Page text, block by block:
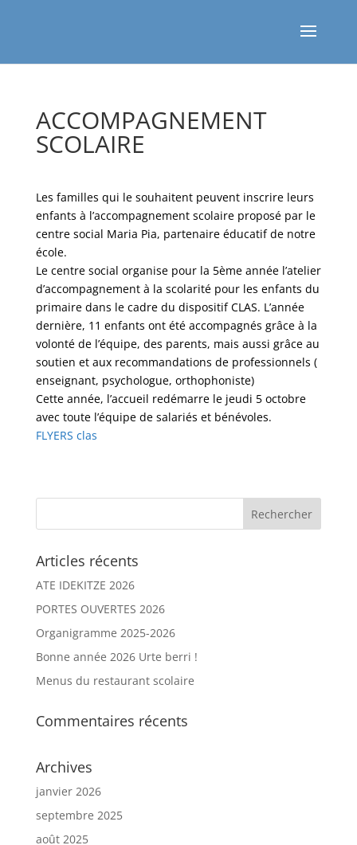
ACCOMPAGNEMENT
SCOLAIRE
Les familles qui le souhaitent peuvent inscrire leurs
enfants à l’accompagnement scolaire proposé par le
centre social Maria Pia, partenaire éducatif de notre
école.
Le centre social organise pour la 5ème année l’atelier
d’accompagnement à la scolarité pour les enfants du
primaire dans le cadre du dispositif CLAS. L’année
dernière, 11 enfants ont été accompagnés grâce à la
volonté de l’équipe, des parents, mais aussi grâce au
soutien et aux recommandations de professionnels (
enseignant, psychologue, orthophoniste)
Cette année, l’accueil redémarre le jeudi 5 octobre
avec toute l’équipe de salariés et bénévoles.
FLYERS clas
Articles récents
ATE IDEKITZE 2026
PORTES OUVERTES 2026
Organigramme 2025-2026
Bonne année 2026 Urte berri !
Menus du restaurant scolaire
Commentaires récents
Archives
janvier 2026
septembre 2025
août 2025